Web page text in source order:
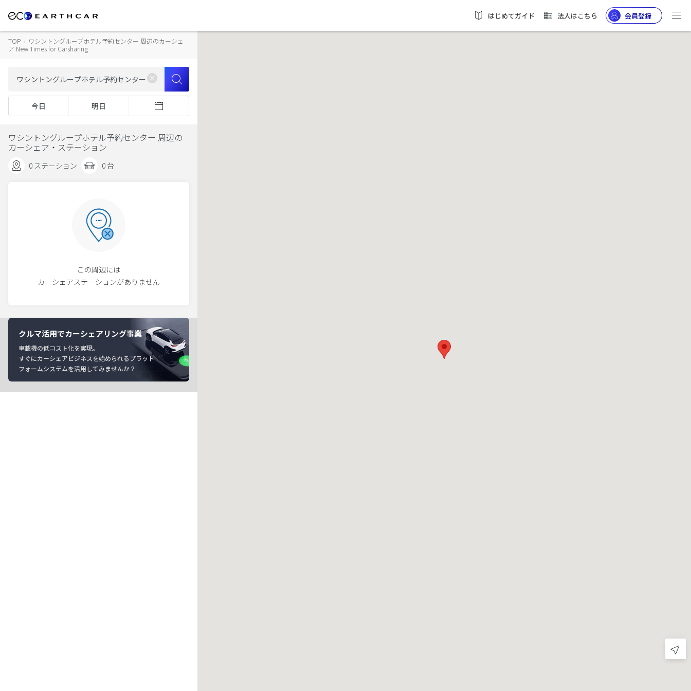
はじめてガイド 法人はこちら 会員登録
TOP › ワシントングループホテル予約センター 周辺のカーシェ
ア New Times for Carsharing
今日 明日
ワシントングループホテル予約センター 周辺の
カーシェア・ステーション
0 ステーション 0 台
この周辺には
カーシェアステーションがありません
クルマ活用でカーシェアリング事業
車載機の低コスト化を実現。
すぐにカーシェアビジネスを始められるプラット
フォームシステムを活用してみませんか？